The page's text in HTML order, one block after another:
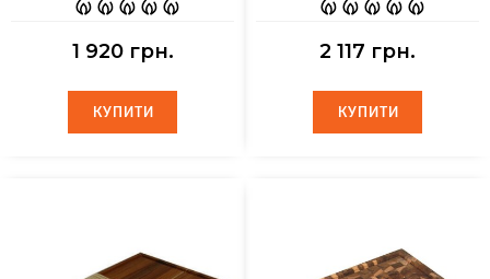
1 920 грн.
КУПИТИ
КУПИТИ
2 117 грн.
КУПИТИ
КУПИТИ